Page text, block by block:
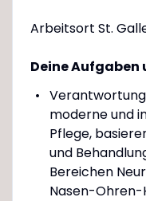
Arbeitsort St.
Deine Aufgaben
moderne und
Pflege,
und
Bereichen
Nasen-Ohren-